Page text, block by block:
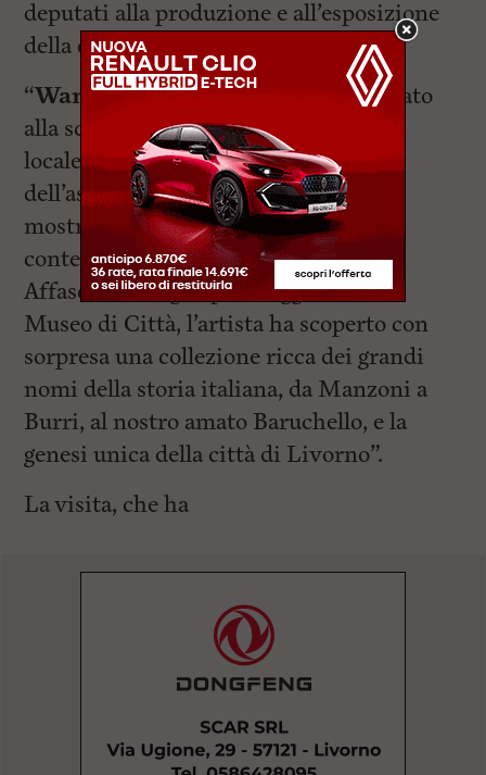
deputati alla produzione e all’esposizione
della cultura in città.
“Wang Xiaosong è stato accompagnato
alla scoperta del patrimonio artistico
locale: al Maestro – il racconto
dell’assessora Rafanelli – sono state
mostrate le collezioni permanenti, il
contemporaneo e la parte storica.
Affascinato dagli spazi suggestivi del
Museo di Città, l’artista ha scoperto con
sorpresa una collezione ricca dei grandi
nomi della storia italiana, da Manzoni a
Burri, al nostro amato Baruchello, e la
genesi unica della città di Livorno”.
La visita, che ha